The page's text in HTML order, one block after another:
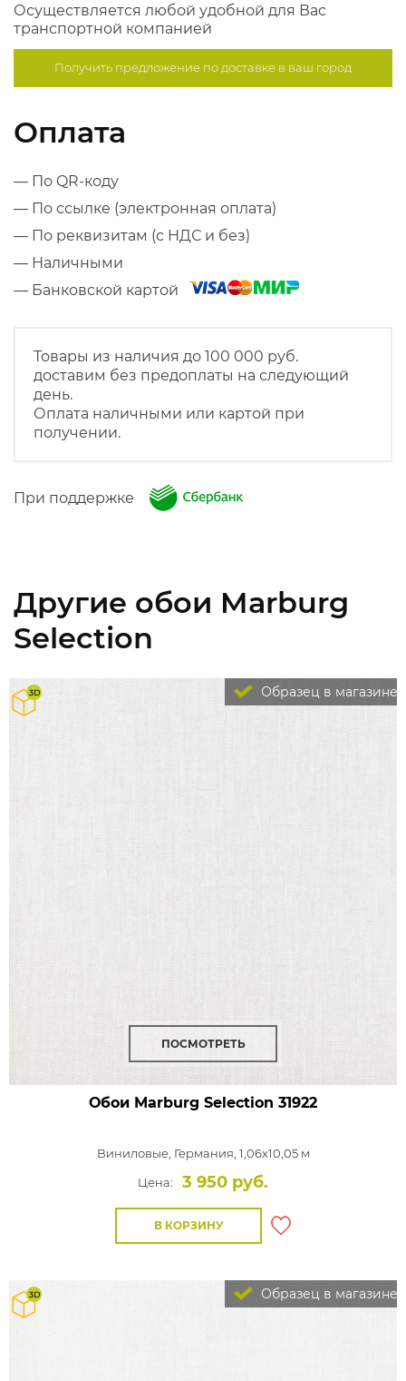
Осуществляется любой удобной для Вас
транспортной компанией
Получить предложение подоставке в ваш город
Оплата
— По QR-коду
— По ссылке (электронная оплата)
— По реквизитам (с НДС и без)
— Наличными
— Банковской картой
Товары из наличия до 100 000 руб.
доставим без предоплаты на следующий
день.
Оплата наличными или картой при
получении.
При поддержке
Другие обои Marburg
Selection
Образец в магазине
ПОСМОТРЕТЬ
Обои Marburg Selection 31922
Виниловые, Германия, 1,06x10,05 м
Цена:
3 950 руб.
В КОРЗИНУ
Образец в магазине